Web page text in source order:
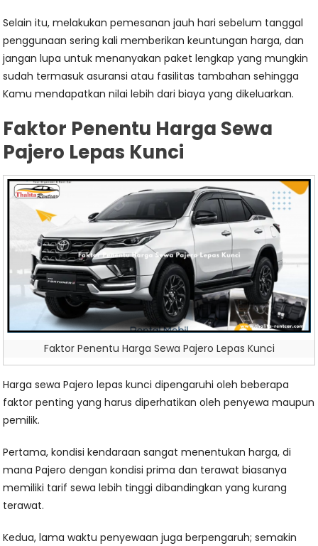
Selain itu, melakukan pemesanan jauh hari sebelum tanggal
penggunaan sering kali memberikan keuntungan harga, dan
jangan lupa untuk menanyakan paket lengkap yang mungkin
sudah termasuk asuransi atau fasilitas tambahan sehingga
Kamu mendapatkan nilai lebih dari biaya yang dikeluarkan.
Faktor Penentu Harga Sewa
Pajero Lepas Kunci
Faktor Penentu Harga Sewa Pajero Lepas Kunci
Harga sewa Pajero lepas kunci dipengaruhi oleh beberapa
faktor penting yang harus diperhatikan oleh penyewa maupun
pemilik.
Pertama, kondisi kendaraan sangat menentukan harga, di
mana Pajero dengan kondisi prima dan terawat biasanya
memiliki tarif sewa lebih tinggi dibandingkan yang kurang
terawat.
Kedua, lama waktu penyewaan juga berpengaruh; semakin